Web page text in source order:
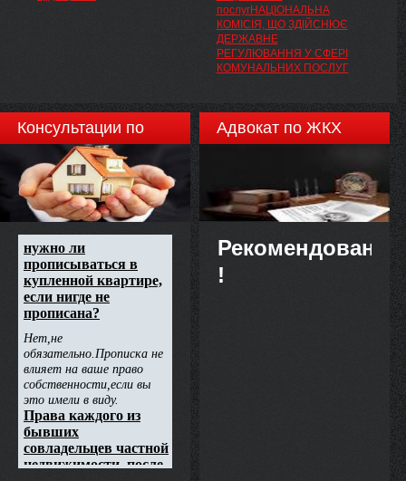
послугНАЦІОНАЛЬНА
КОМІСІЯ, ЩО ЗДІЙСНЮЄ
ДЕРЖАВНЕ
РЕГУЛЮВАННЯ У СФЕРІ
КОМУНАЛЬНИХ ПОСЛУГ
Консультации по
недвижимости
Адвокат по ЖКХ
Рекомендовано
!